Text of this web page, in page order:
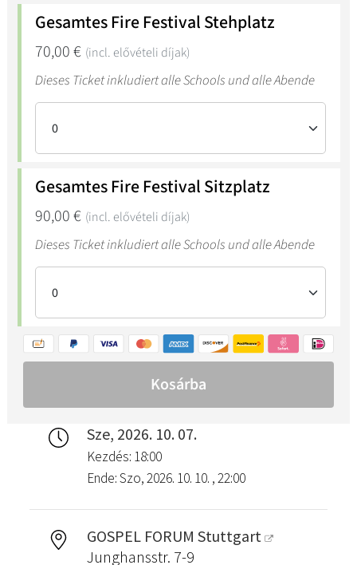
Sze, 2026. 10. 07.
Kezdés: 18:00
Ende: Szo, 2026. 10. 10. , 22:00
GOSPEL FORUM Stuttgart
Junghansstr. 7-9